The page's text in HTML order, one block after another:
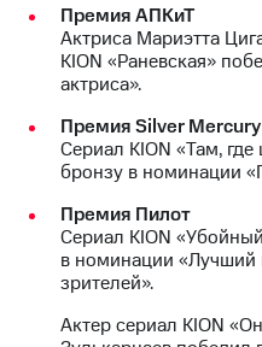
Премия АПКиТ
Актриса Мариэтта
KION «Раневская»
актриса».
Премия Silver Mercury
Сериал KION «Там,
бронзу в номинации
Премия Пилот
Сериал KION
в номинации «Лучший
зрителей».
Актер сериал KION